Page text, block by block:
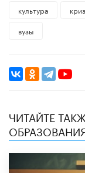
культура
вузы
ЧИТАЙТЕ